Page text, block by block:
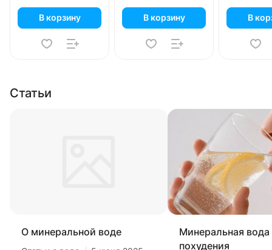
В корзину В корзину В
Статьи
О минеральной воде
Минеральная вода
похудения